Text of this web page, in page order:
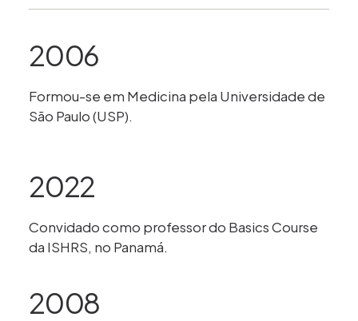
2006
Formou-se em Medicina pela Universidade de
São Paulo (USP).
2022
Convidado como professor do Basics Course
da ISHRS, no Panamá.
2008